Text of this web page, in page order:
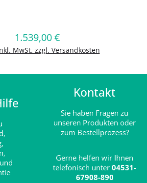
Regulärer Preis:
1.539,00 €
MwSt. zzgl. Versandkosten
In den Warenkorb
Kontakt
Sie haben Fragen zu
unseren Produkten oder
zum Bestellprozess?
Gerne helfen wir Ihnen
telefonisch unter 04531-
67908-890